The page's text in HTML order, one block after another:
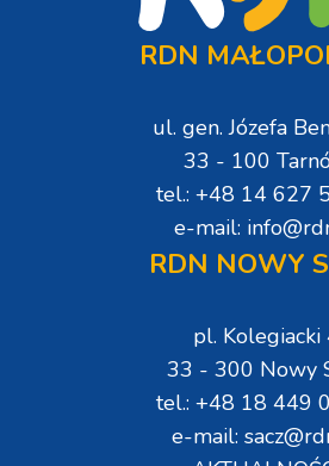
RDN
ul. gen. Józefa
33 - 100
tel.: +48 14 627
e-mail:
RDN NOWY
pl. Kolegiacki
33 - 300 Nowy
tel.: +48 18 449
e-mail: